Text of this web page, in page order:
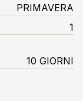
PRIMAVERA
1
10 GIORNI